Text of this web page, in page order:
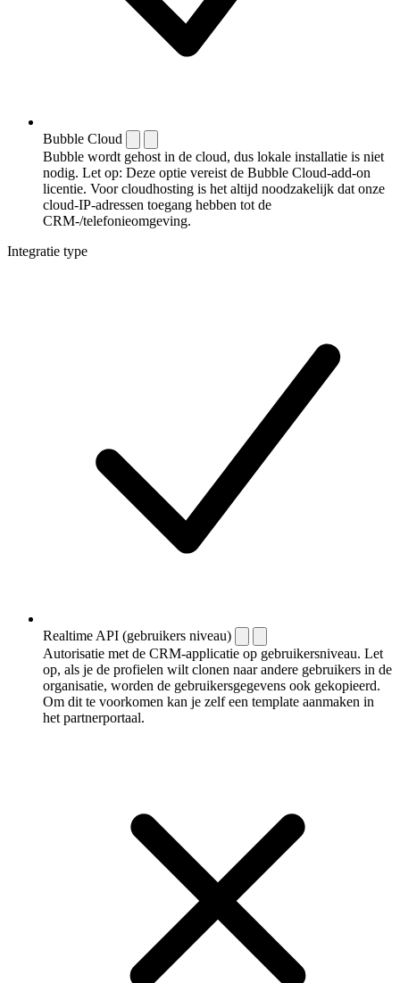
Bubble Cloud
Bubble wordt gehost in de cloud, dus lokale installatie is niet
nodig. Let op: Deze optie vereist de Bubble Cloud-add-on
licentie. Voor cloudhosting is het altijd noodzakelijk dat onze
cloud-IP-adressen toegang hebben tot de
CRM-/telefonieomgeving.
Integratie type
Realtime API (gebruikers niveau)
Autorisatie met de CRM-applicatie op gebruikersniveau. Let
op, als je de profielen wilt clonen naar andere gebruikers in de
organisatie, worden de gebruikersgegevens ook gekopieerd.
Om dit te voorkomen kan je zelf een template aanmaken in
het partnerportaal.